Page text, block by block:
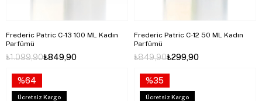
Frederic Patric C-13 100 ML Kadın
Parfümü
₺849,90
₺1.099,90
Frederic Patric C-12 50 ML Kadın
Parfümü
₺299,90
₺849,90
%64
Ücretsiz Kargo
%35
Ücretsiz Kargo